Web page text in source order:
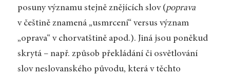
posuny významu stejně znějících slov (poprava
v češtině znamená „usmrcení“ versus význam
„oprava“ v chorvatštině apod.). Jiná jsou poněkud
skrytá – např. způsob překládání či osvětlování
slov neslovanského původu, která v těchto